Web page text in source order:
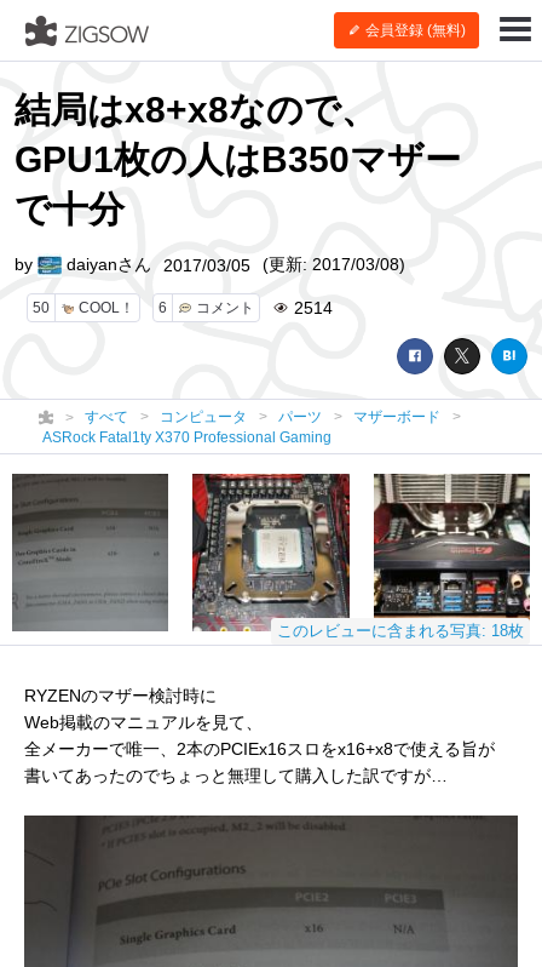
会員登録 (無料)
結局はx8+x8なので、
GPU1枚の人はB350マザー
で十分
50 COOL！ 6 コメント 2514
by daiyanさん 2017/03/05 (更新: 2017/03/08)
すべて コンピュータ パーツ
マザーボード
ASRock Fatal1ty X370 Professional Gaming
このレビューに含まれる写真: 18枚
RYZENのマザー検討時に
Web掲載のマニュアルを見て、
全メーカーで唯一、2本のPCIEx16スロをx16+x8で使える旨が
書いてあったのでちょっと無理して購入した訳ですが…